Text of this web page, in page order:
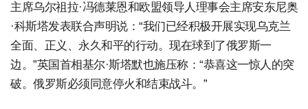
主席乌尔祖拉·冯德莱恩和欧盟领导人理事会主席安东尼奥
·科斯塔发表联合声明说：“我们已经积极开展实现乌克兰
全面、正义、永久和平的行动。现在球到了俄罗斯一
边。”英国首相基尔·斯塔默也施压称：“恭喜这一惊人的突
破。俄罗斯必须同意停火和结束战斗。”